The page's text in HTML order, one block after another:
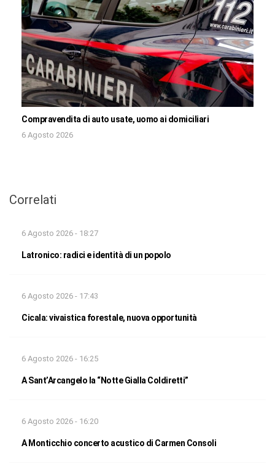
Compravendita di auto usate, uomo ai domiciliari
6 Agosto 2026
Correlati
6 Agosto 2026 - 18:27
Latronico: radici e identità di un popolo
6 Agosto 2026 - 17:43
Cicala: vivaistica forestale, nuova opportunità
6 Agosto 2026 - 16:25
A Sant’Arcangelo la “Notte Gialla Coldiretti”
6 Agosto 2026 - 16:20
A Monticchio concerto acustico di Carmen Consoli